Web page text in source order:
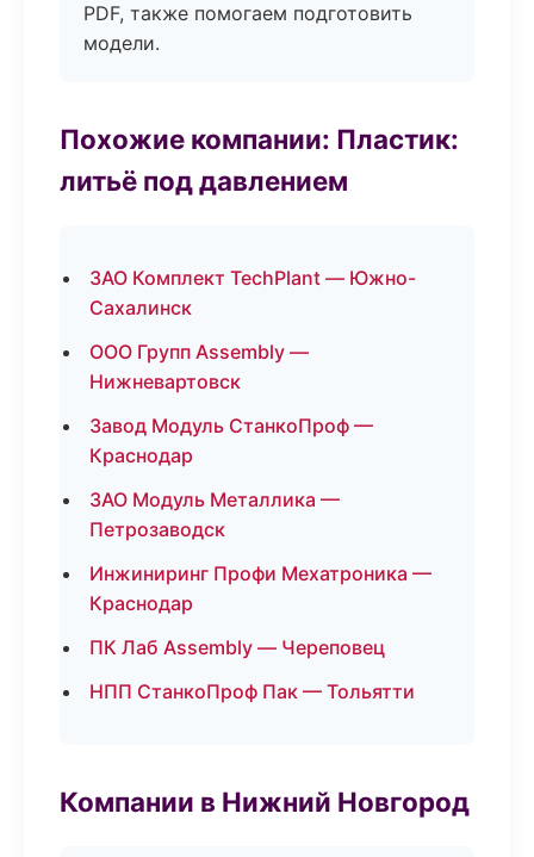
PDF, также помогаем подготовить
модели.
Похожие компании: Пластик:
литьё под давлением
ЗАО Комплект TechPlant — Южно-
Сахалинск
ООО Групп Assembly —
Нижневартовск
Завод Модуль СтанкоПроф —
Краснодар
ЗАО Модуль Металлика —
Петрозаводск
Инжиниринг Профи Мехатроника —
Краснодар
ПК Лаб Assembly — Череповец
НПП СтанкоПроф Пак — Тольятти
Компании в Нижний Новгород